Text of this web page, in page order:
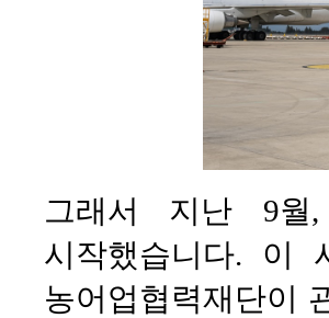
그래서 지난 9월
시작했습니다. 이
농어업협력재단이